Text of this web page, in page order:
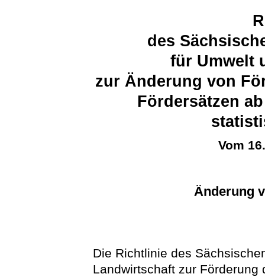
des
für Umwelt
zur Änderung von
Fördersätzen
Vom
Änderung
Die Richtlinie des
Landwirtschaft zur